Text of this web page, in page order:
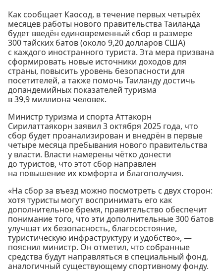
Как сообщает Каосод, в течение первых четырёх
месяцев работы нового правительства Таиланда
будет введён единовременный сбор в размере
300 тайских батов (около 9,20 долларов США)
с каждого иностранного туриста. Эта мера призвана
сформировать новые источники доходов для
страны, повысить уровень безопасности для
посетителей, а также помочь Таиланду достичь
допандемийных показателей туризма
в 39,9 миллиона человек.
Министр туризма и спорта Аттакорн
Сирилаттаякорн заявил 3 октября 2025 года, что
сбор будет проанализирован и внедрён в первые
четыре месяца пребывания нового правительства
у власти. Власти намерены чётко донести
до туристов, что этот сбор направлен
на повышение их комфорта и благополучия.
«На сбор за въезд можно посмотреть с двух сторон:
хотя туристы могут воспринимать его как
дополнительное бремя, правительство обеспечит
понимание того, что эти дополнительные 300 батов
улучшат их безопасность, благосостояние,
туристическую инфраструктуру и удобство», —
пояснил министр. Он отметил, что собранные
средства будут направляться в специальный фонд,
аналогичный существующему спортивному фонду.